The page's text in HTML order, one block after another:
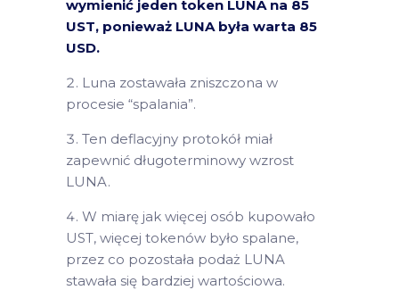
wymienić jeden token LUNA na 85
UST, ponieważ LUNA była warta 85
USD.
Luna zostawała zniszczona w
procesie “spalania”.
Ten deflacyjny protokół miał
zapewnić długoterminowy wzrost
LUNA.
W miarę jak więcej osób kupowało
UST, więcej tokenów było spalane,
przez co pozostała podaż LUNA
stawała się bardziej wartościowa.